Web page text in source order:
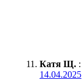
Катя Щ. :
14.04.2025